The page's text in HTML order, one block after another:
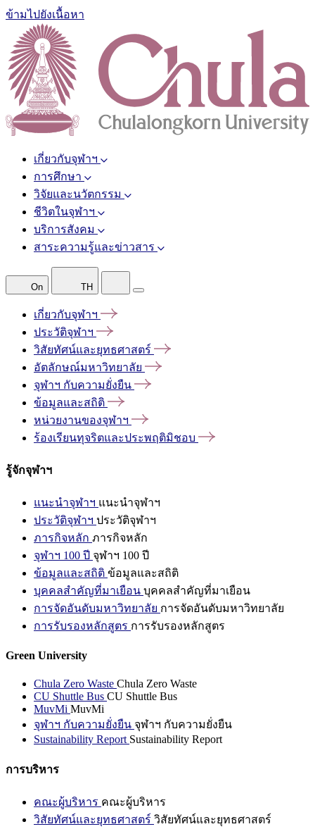
ข้ามไปยังเนื้อหา
เกี่ยวกับจุฬาฯ
การศึกษา
วิจัยและนวัตกรรม
ชีวิตในจุฬาฯ
บริการสังคม
สาระความรู้และข่าวสาร
On TH
เกี่ยวกับจุฬาฯ
ประวัติจุฬาฯ
วิสัยทัศน์และยุทธศาสตร์
อัตลักษณ์มหาวิทยาลัย
จุฬาฯ กับความยั่งยืน
ข้อมูลและสถิติ
หน่วยงานของจุฬาฯ
ร้องเรียนทุจริตและประพฤติมิชอบ
รู้จักจุฬาฯ
แนะนำจุฬาฯ แนะนำจุฬาฯ
ประวัติจุฬาฯ ประวัติจุฬาฯ
ภารกิจหลัก ภารกิจหลัก
จุฬาฯ 100 ปี จุฬาฯ 100 ปี
ข้อมูลและสถิติ ข้อมูลและสถิติ
บุคคลสำคัญที่มาเยือน บุคคลสำคัญที่มาเยือน
การจัดอันดับมหาวิทยาลัย การจัดอันดับมหาวิทยาลัย
การรับรองหลักสูตร การรับรองหลักสูตร
Green University
Chula Zero Waste Chula Zero Waste
CU Shuttle Bus CU Shuttle Bus
MuvMi MuvMi
จุฬาฯ กับความยั่งยืน จุฬาฯ กับความยั่งยืน
Sustainability Report Sustainability Report
การบริหาร
คณะผู้บริหาร คณะผู้บริหาร
วิสัยทัศน์และยุทธศาสตร์ วิสัยทัศน์และยุทธศาสตร์